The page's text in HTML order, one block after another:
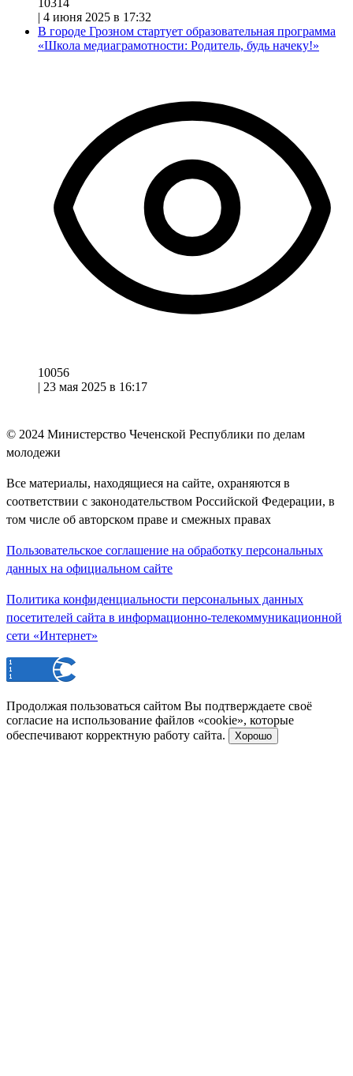
| 4 июня 2025 в 17:32
В городе Грозном стартует образовательная программа
«Школа медиаграмотности: Родитель, будь начеку!»
10056
| 23 мая 2025 в 16:17
© 2024 Министерство Чеченской Республики по делам
молодежи
Все материалы, находящиеся на сайте, охраняются в
соответствии с законодательством Российской Федерации, в
том числе об авторском праве и смежных правах
Пользовательское соглашение на обработку персональных
данных на официальном сайте
Политика конфиденциальности персональных данных
посетителей сайта в информационно-телекоммуникационной
сети «Интернет»
Продолжая пользоваться сайтом Вы подтверждаете своё
согласие на использование файлов «cookie», которые
обеспечивают корректную работу сайта.
Хорошо